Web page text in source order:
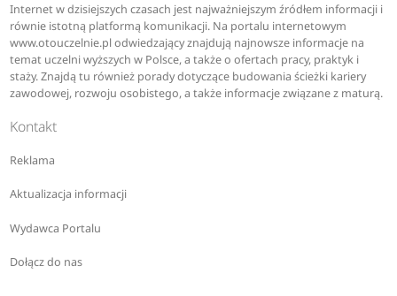
Internet w dzisiejszych czasach jest najważniejszym źródłem informacji i
równie istotną platformą komunikacji. Na portalu internetowym
www.otouczelnie.pl odwiedzający znajdują najnowsze informacje na
temat uczelni wyższych w Polsce, a także o ofertach pracy, praktyk i
staży. Znajdą tu również porady dotyczące budowania ścieżki kariery
zawodowej, rozwoju osobistego, a także informacje związane z maturą.
Kontakt
Reklama
Aktualizacja informacji
Wydawca Portalu
Dołącz do nas